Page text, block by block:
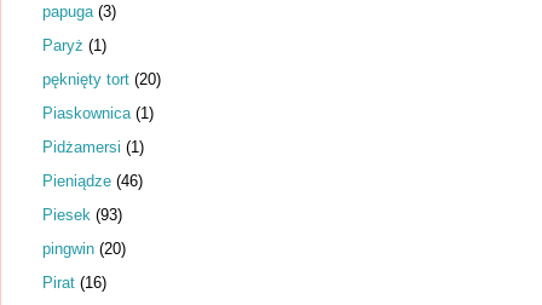
papuga (3)
Paryż (1)
pęknięty tort (20)
Piaskownica (1)
Pidżamersi (1)
Pieniądze (46)
Piesek (93)
pingwin (20)
Pirat (16)